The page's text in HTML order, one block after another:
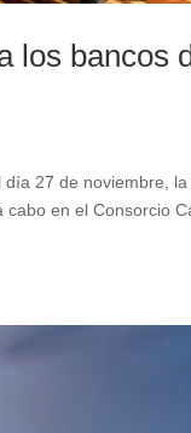
los bancos
27 de noviembre,
en el Consorcio